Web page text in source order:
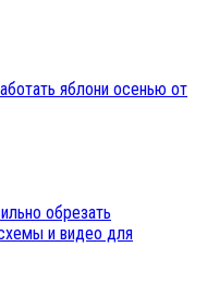
яблони осенью от
обрезать
и видео для